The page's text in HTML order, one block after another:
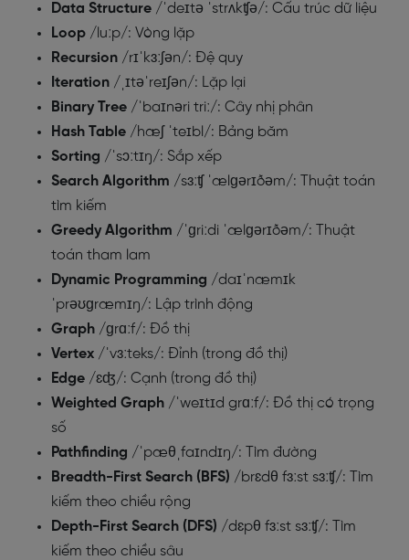
Data Structure /ˈdeɪtə ˈstrʌkʧə/: Cấu trúc dữ liệu
Loop /luːp/: Vòng lặp
Recursion /rɪˈkɜːʃən/: Đệ quy
Iteration /ˌɪtəˈreɪʃən/: Lặp lại
Binary Tree /ˈbaɪnəri triː/: Cây nhị phân
Hash Table /hæʃ ˈteɪbl/: Bảng băm
Sorting /ˈsɔːtɪŋ/: Sắp xếp
Search Algorithm /sɜːʧ ˈælɡərɪðəm/: Thuật toán
tìm kiếm
Greedy Algorithm /ˈɡriːdi ˈælɡərɪðəm/: Thuật
toán tham lam
Dynamic Programming /daɪˈnæmɪk
ˈprəʊɡræmɪŋ/: Lập trình động
Graph /ɡrɑːf/: Đồ thị
Vertex /ˈvɜːteks/: Đỉnh (trong đồ thị)
Edge /ɛʤ/: Cạnh (trong đồ thị)
Weighted Graph /ˈweɪtɪd grɑːf/: Đồ thị có trọng
số
Pathfinding /ˈpæθˌfaɪndɪŋ/: Tìm đường
Breadth-First Search (BFS) /brɛdθ fɜːst sɜːʧ/: Tìm
kiếm theo chiều rộng
Depth-First Search (DFS) /dɛpθ fɜːst sɜːʧ/: Tìm
kiếm theo chiều sâu